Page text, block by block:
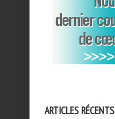
ARTICLES RÉCENTS